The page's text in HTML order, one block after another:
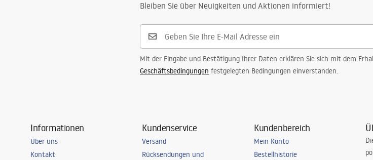
Bleiben Sie über Neuigkeiten und Aktionen informiert!
Mit der Eingabe und Bestätigung Ihrer Daten erklären Sie sich mit dem
Geschäftsbedingungen festgelegten Bedingungen einverstanden.
Informationen
Über uns
Kontakt
Kundenservice
Versand
Rücksendungen und
Kundenbereich
Mein Konto
Bestellhistorie